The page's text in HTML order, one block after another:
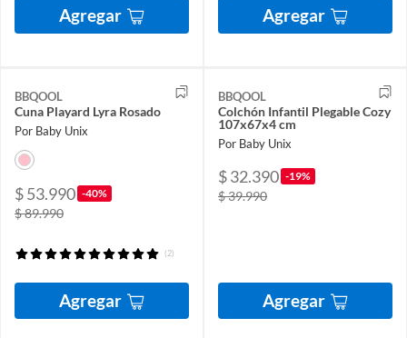
Agregar Agregar
BBQOOL
Cuna Playard Lyra Rosado
Por Baby Unix
$ 53.990 -40%
$ 89.990
(2)
Agregar
BBQOOL
Colchón Infantil Plegable Cozy
107x67x4 cm
Por Baby Unix
$ 32.390 -19%
$ 39.990
Agregar